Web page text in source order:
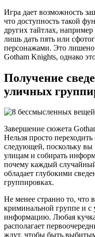
Игра дает возможность
что доступность такой
других тайтлах,
лишь дать пять или
персонажами. Это
Gotham Knights, однако
Получение
уличных
Завершение сюжета
Нельзя просто
следующей, поскольку
улицам и собирать
почему каждый
обладает глубокими
группировках.
Не менее странно то,
криминальной группе и
информацию. Любая
располагает
ждут, чтобы быть